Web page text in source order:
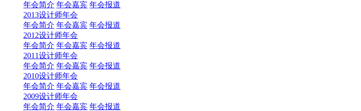
年会简介 年会嘉宾 年会报道
2013设计师年会
年会简介 年会嘉宾 年会报道
2012设计师年会
年会简介 年会嘉宾 年会报道
2011设计师年会
年会简介 年会嘉宾 年会报道
2010设计师年会
年会简介 年会嘉宾 年会报道
2009设计师年会
年会简介 年会嘉宾 年会报道